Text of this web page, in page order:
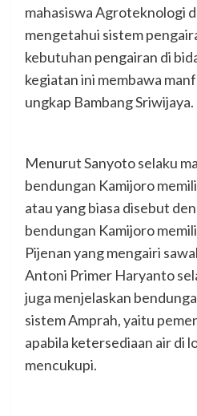
mahasiswa Agroteknologi
mengetahui sistem
kebutuhan pengairan di
kegiatan ini membawa
ungkap Bambang Sriwijaya.
Menurut Sanyoto selaku
bendungan Kamijoro
atau yang biasa disebut
bendungan Kamijoro
Pijenan yang mengairi
Antoni Primer Haryanto
juga menjelaskan
sistem Amprah, yaitu
apabila ketersediaan air di
mencukupi.